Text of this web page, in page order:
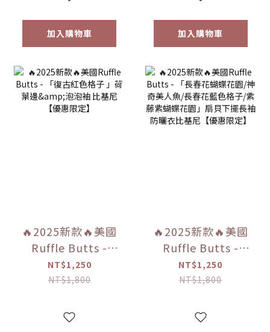
加入購物車 加入購物車
🔥2025新款🔥美國
Ruffle Butts -
「復古紅色格子 」
荷葉邊&泡泡袖 比
NT$1,250
NT$1,800
🔥2025新款🔥美國
Ruffle Butts -
「長春花蝴蝶花園/
神奇美人魚/長春花
蝶花園」扇貝下擺
NT$1,250
NT$1,800